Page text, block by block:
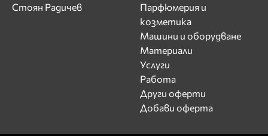
Стоян Радичев
Парфюмерия и
козметика
Машини и оборудване
Материали
Услуги
Работа
Други оферти
Добави оферта